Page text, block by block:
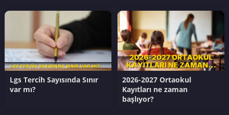
Lgs Tercih Sayısında Sınır
var mı?
2026-2027 Ortaokul
Kayıtları ne zaman
başlıyor?